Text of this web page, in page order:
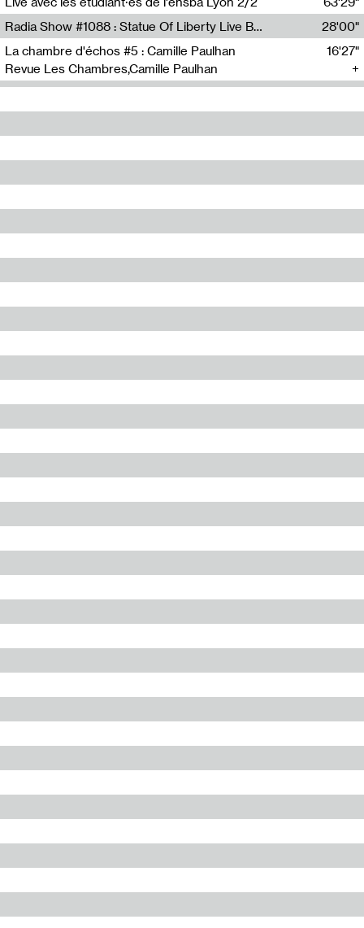
Radia Show #1088 : Statue Of Liberty Live By Ed Baxter (Resonance)
Resonance
28'00"
La chambre d'échos #5 : Camille Paulhan
Revue Les Chambres,Camille Paulhan
16'27"